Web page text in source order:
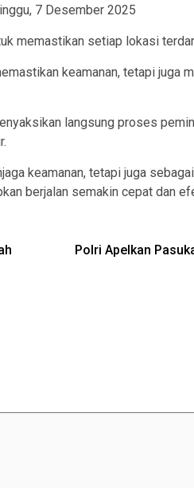
7 Desember 2025
memastikan setiap lokasi
keamanan, tetapi
langsung proses
keamanan, tetapi juga
berjalan semakin cepat dan
Polri Apelkan